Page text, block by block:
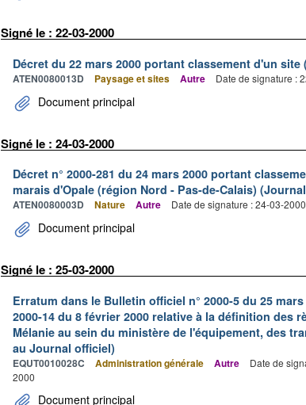
Signé le : 22-03-2000
Décret du 22 mars 2000 portant classement d'un
ATEN0080013D Paysage et sites Autre Date de signature :
Document principal
Signé le : 24-03-2000
Décret n° 2000-281 du 24 mars 2000 portant
marais d'Opale (région Nord - Pas-de-Calais)
ATEN0080003D Nature Autre Date de signature : 24-03-2000
Document principal
Signé le : 25-03-2000
Erratum dans le Bulletin officiel n° 2000-5 du 25
2000-14 du 8 février 2000 relative à la définition des
Mélanie au sein du ministère de l'équipement, des
au Journal officiel)
EQUT0010028C Administration générale Autre Date de
2000
Document principal